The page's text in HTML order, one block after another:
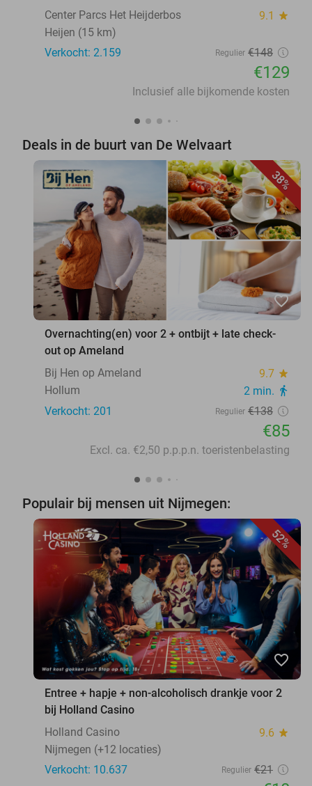
Center Parcs Het Heijderbos
9.1 star
Heijen (15 km)
Verkocht: 2.159
Regulier €148
€129
Inclusief alle bijkomende kosten
Deals in de buurt van De Welvaart
38%
favorite_border
Overnachting(en) voor 2 + ontbijt + late check-
out op Ameland
Bij Hen op Ameland
9.7 star
Hollum 2 min. directions_walk
Verkocht: 201 Regulier €138
€85
Excl. ca. €2,50 p.p.p.n. toeristenbelasting
Populair bij mensen uit Nijmegen:
52%
favorite_border
Entree + hapje + non-alcoholisch drankje voor 2
bij Holland Casino
Holland Casino
9.6 star
Nijmegen (+12 locaties)
Verkocht: 10.637
Regulier €21